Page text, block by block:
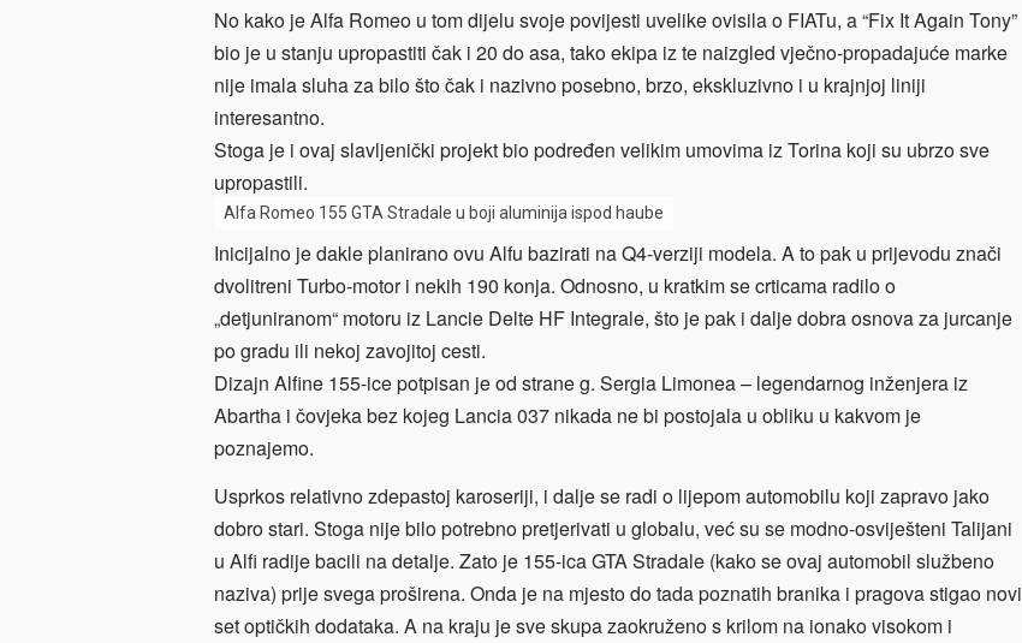
No kako je Alfa Romeo u tom dijelu svoje povijesti uvelike ovisila o FIATu, a “Fix It Again Tony”
bio je u stanju upropastiti čak i 20 do asa, tako ekipa iz te naizgled vječno-propadajuće marke
nije imala sluha za bilo što čak i nazivno posebno, brzo, ekskluzivno i u krajnjoj liniji
interesantno.
Stoga je i ovaj slavljenički projekt bio podređen velikim umovima iz Torina koji su ubrzo sve
upropastili.
Alfa Romeo 155 GTA Stradale u boji aluminija ispod haube
Inicijalno je dakle planirano ovu Alfu bazirati na Q4-verziji modela. A to pak u prijevodu znači
dvolitreni Turbo-motor i nekih 190 konja. Odnosno, u kratkim se crticama radilo o
„detjuniranom“ motoru iz Lancie Delte HF Integrale, što je pak i dalje dobra osnova za jurcanje
po gradu ili nekoj zavojitoj cesti.
Dizajn Alfine 155-ice potpisan je od strane g. Sergia Limonea – legendarnog inženjera iz
Abartha i čovjeka bez kojeg Lancia 037 nikada ne bi postojala u obliku u kakvom je
poznajemo.
Usprkos relativno zdepastoj karoseriji, i dalje se radi o lijepom automobilu koji zapravo jako
dobro stari. Stoga nije bilo potrebno pretjerivati u globalu, već su se modno-osviješteni Talijani
u Alfi radije bacili na detalje. Zato je 155-ica GTA Stradale (kako se ovaj automobil službeno
naziva) prije svega proširena. Onda je na mjesto do tada poznatih branika i pragova stigao novi
set optičkih dodataka. A na kraju je sve skupa zaokruženo s krilom na ionako visokom i